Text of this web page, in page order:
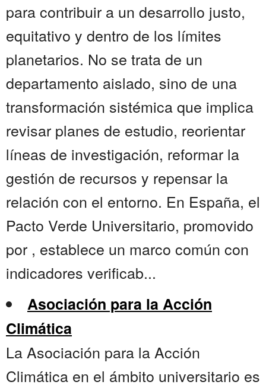
para contribuir a un desarrollo justo,
equitativo y dentro de los límites
planetarios. No se trata de un
departamento aislado, sino de una
transformación sistémica que implica
revisar planes de estudio, reorientar
líneas de investigación, reformar la
gestión de recursos y repensar la
relación con el entorno. En España, el
Pacto Verde Universitario, promovido
por , establece un marco común con
indicadores verificab...
Asociación para la Acción
Climática
La Asociación para la Acción
Climática en el ámbito universitario es